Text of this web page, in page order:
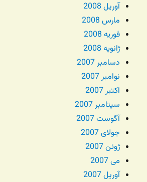
آوریل 2008
مارس 2008
فوریه 2008
ژانویه 2008
دسامبر 2007
نوامبر 2007
اکتبر 2007
سپتامبر 2007
آگوست 2007
جولای 2007
ژوئن 2007
می 2007
آوریل 2007